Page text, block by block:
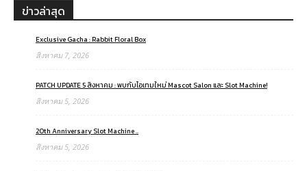
ข่าวล่าสุด
Exclusive Gacha : Rabbit Floral Box
สิงหาคม 7, 2026
PATCH UPDATE 5 สิงหาคม : พบกับไอเทมใหม่ Mascot Salon และ Slot Machine!
สิงหาคม 5, 2026
20th Anniversary Slot Machine ..
สิงหาคม 5, 2026